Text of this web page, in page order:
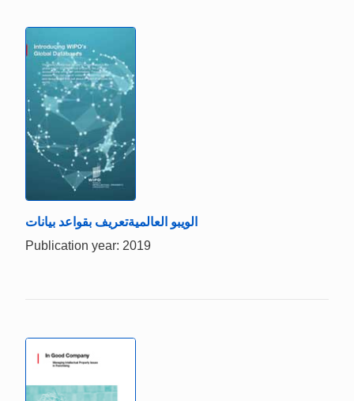
الويبو العالميةتعريف بقواعد بيانات
Publication year: 2019